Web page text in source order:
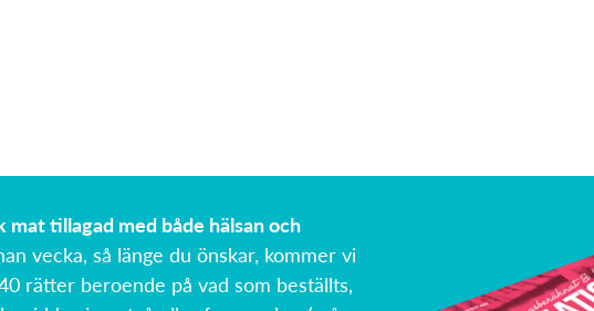
tillagad med både hälsan och
vecka, så länge du önskar, kommer vi
rätter beroende på vad som beställts,